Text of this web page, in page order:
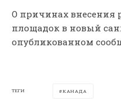
О причинах внесения
площадок в новый
опубликованном
ТЕГИ КАНАДА